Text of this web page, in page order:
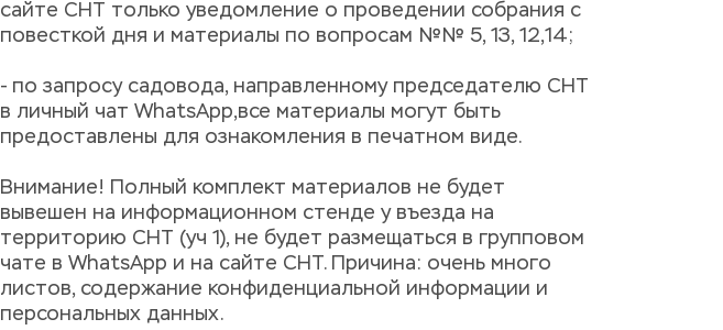
сайте СНТ только уведомление о проведении собрания с
повесткой дня и материалы по вопросам №№ 5, 13, 12,14;
- по запросу садовода, направленному председателю СНТ
в личный чат WhatsApp,все материалы могут быть
предоставлены для ознакомления в печатном виде.
Внимание! Полный комплект материалов не будет
вывешен на информационном стенде у въезда на
территорию СНТ (уч 1), не будет размещаться в групповом
чате в WhatsApp и на сайте СНТ. Причина: очень много
листов, содержание конфиденциальной информации и
персональных данных.